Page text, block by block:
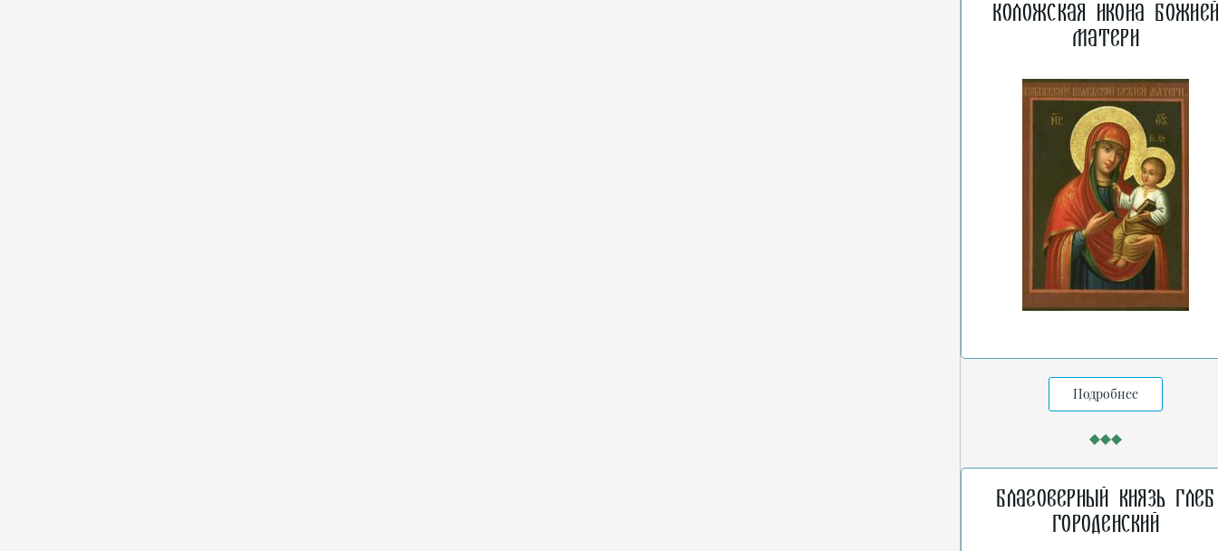
Коложская икона
Матери
Подробнее
Благоверный князь Глеб
Городенский